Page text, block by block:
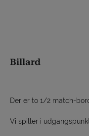
Billard
Der er to 1/2 match-
Vi spiller i